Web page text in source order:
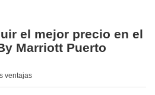
el mejor precio en el
Marriott Puerto
ventajas